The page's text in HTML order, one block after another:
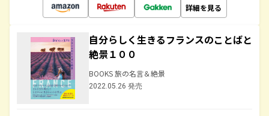
詳細を見る
自分らしく生きるフランスのことばと
絶景１００
BOOKS 旅の名言＆絶景
2022.05.26 発売